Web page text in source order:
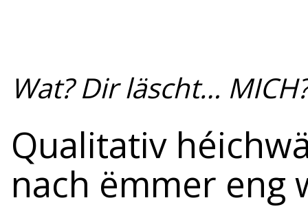
Wat? Dir läscht…
Qualitativ
nach ëmmer eng